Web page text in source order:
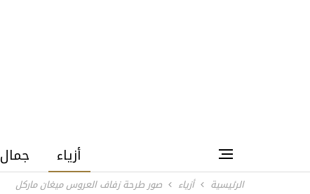
أزياء جمال
الرئيسية أزياء صور طرحة زفاف العروس ميغان ماركل